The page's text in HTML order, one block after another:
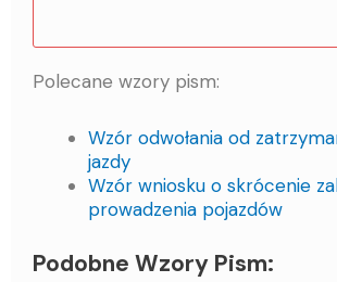
Polecane wzory pism:
Wzór odwołania od
jazdy
Wzór wniosku o skrócenie
prowadzenia pojazdów
Podobne Wzory Pism: